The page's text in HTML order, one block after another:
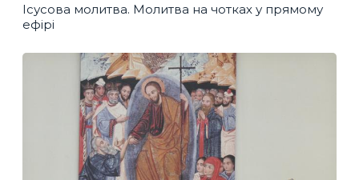
Ісусова молитва. Молитва на чотках у прямому
ефірі